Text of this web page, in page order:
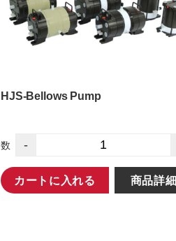
HJS-Bellows Pump
数 -
カートに入れる 商品詳細